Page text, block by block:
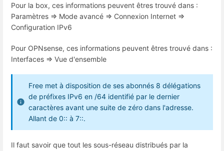
Pour la box, ces informations peuvent êtres trouvé dans :
Paramètres => Mode avancé => Connexion Internet =>
Configuration IPv6
Pour OPNsense, ces informations peuvent êtres trouvé dans :
Interfaces => Vue d'ensemble
Free met à disposition de ses abonnés 8 délégations
de préfixes IPv6 en /64 identifié par le dernier
caractères avant une suite de zéro dans l'adresse.
Allant de 0:: à 7::.
Il faut savoir que tout les sous-réseau distribués par la